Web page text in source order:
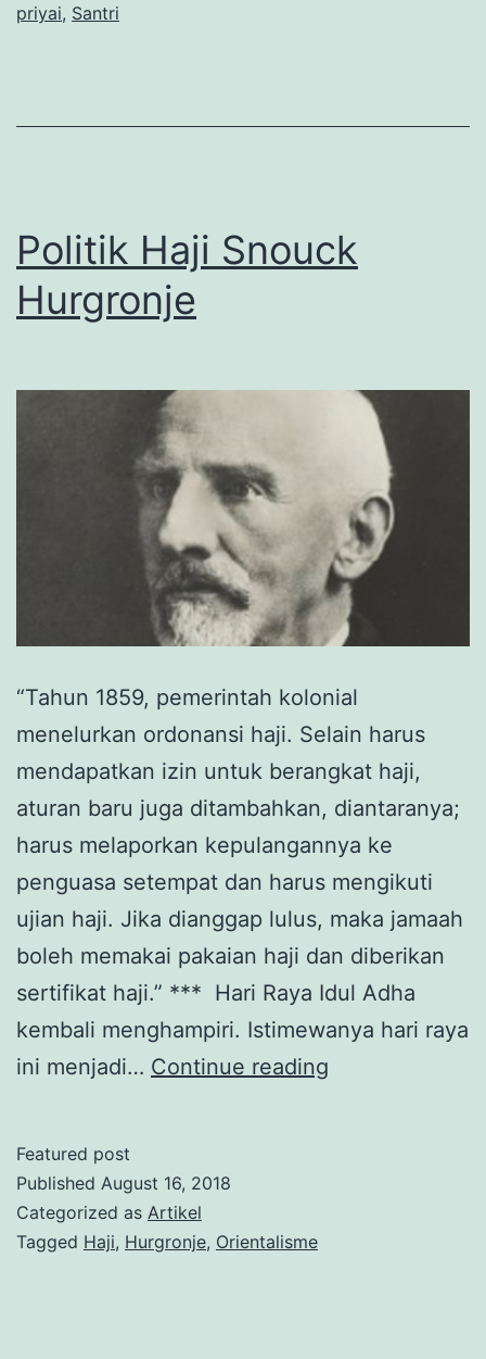
priyai, Santri
Politik Haji Snouck
Hurgronje
“Tahun 1859, pemerintah kolonial
menelurkan ordonansi haji. Selain harus
mendapatkan izin untuk berangkat haji,
aturan baru juga ditambahkan, diantaranya;
harus melaporkan kepulangannya ke
penguasa setempat dan harus mengikuti
ujian haji. Jika dianggap lulus, maka jamaah
boleh memakai pakaian haji dan diberikan
sertifikat haji.” *** Hari Raya Idul Adha
kembali menghampiri. Istimewanya hari raya
ini menjadi… Continue reading
Featured post
Published August 16, 2018
Categorized as Artikel
Tagged Haji, Hurgronje, Orientalisme